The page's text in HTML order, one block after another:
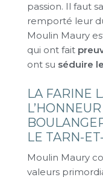
passion. Il faut
remporté leur
Moulin Maury
qui ont fait
ont su séduire
LA FARINE
LE TARN-
Moulin Maury
valeurs